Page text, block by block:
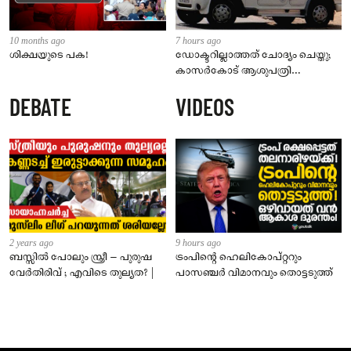
10 months ago
ശിക്ഷയുടെ പക!
7 hours ago
ഡോക്ടറില്ലാത്തത് ചോദ്യം ചെയ്തു;
കാസർകോട് ആശുപത്രി
നാട്ടുകാർക്കെതിരെ കേസ്
DEBATE
2 years ago
ബസ്സിൽ പോലും സ്ത്രീ – പുരുഷ
വേർതിരിവ് ; എവിടെ തുല്യത? |
VIDEOS
9 hours ago
ട്രംപിന്റെ ഹെലികോപ്റ്ററും
പാസഞ്ചര്‍ വിമാനവും തൊട്ടടുത്ത്